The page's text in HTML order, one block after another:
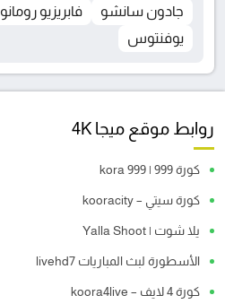
جادون سانشو فابريزيو رومانو
يوفنتوس
روابط موقع ميجا 4K
كورة 999 | kora 999
كورة سيتي – kooracity
يلا شوت | Yalla Shoot
الأسطورة لبث المباريات livehd7
كورة 4 لايف – koora4live